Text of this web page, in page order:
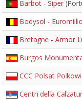
Barbot - Siper
Bodysol -
Bretagne - Armor
Burgos
CCC Polsat
Centri della